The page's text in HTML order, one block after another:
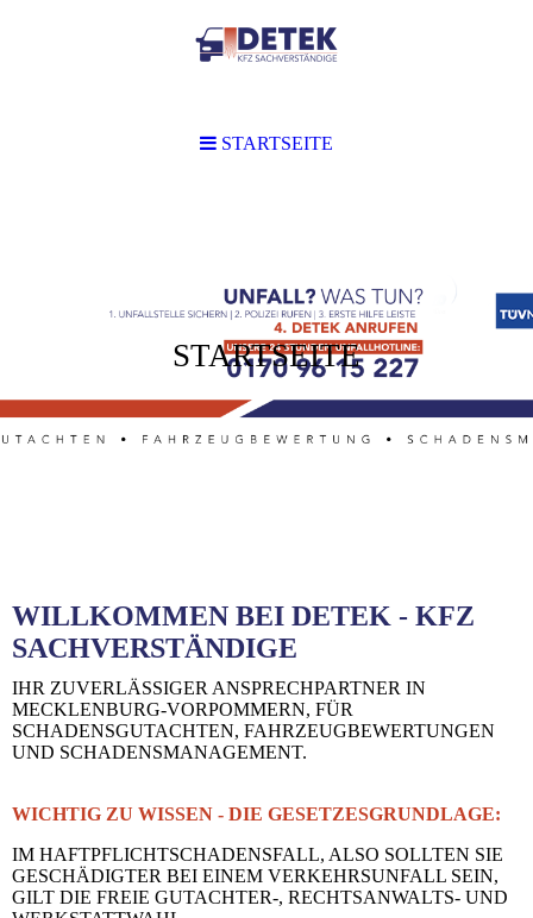
STARTSEITE
WILLKOMMEN BEI DETEK - KFZ
SACHVERSTÄNDIGE
IHR ZUVERLÄSSIGER ANSPRECHPARTNER IN
MECKLENBURG-VORPOMMERN, FÜR
SCHADENSGUTACHTEN, FAHRZEUGBEWERTUNGEN
UND SCHADENSMANAGEMENT.
WICHTIG ZU WISSEN - DIE GESETZESGRUNDLAGE:
IM HAFTPFLICHTSCHADENSFALL, ALSO SOLLTEN SIE
GESCHÄDIGTER BEI EINEM VERKEHRSUNFALL SEIN,
GILT DIE FREIE GUTACHTER-, RECHTSANWALTS- UND
STARTSEITE